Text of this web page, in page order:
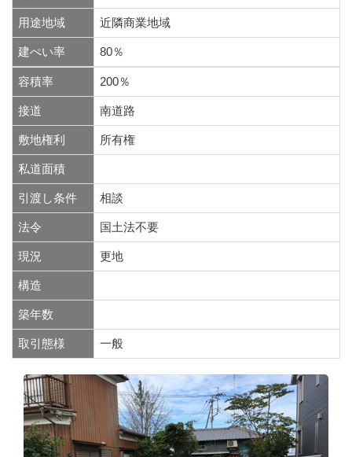
用途地域 近隣商業地域
建ぺい率 80％
容積率 200％
接道 南道路
敷地権利 所有権
私道面積
引渡し条件 相談
法令 国土法不要
現況 更地
構造
築年数
取引態様 一般